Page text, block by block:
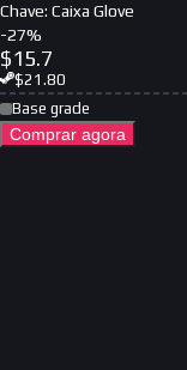
Chave: Caixa Glove
-27%
$15.7
$21.80
Base grade
Comprar agora